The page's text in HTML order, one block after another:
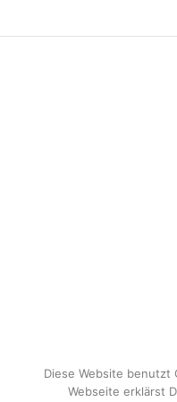
Diese Website
Webseite erklärst